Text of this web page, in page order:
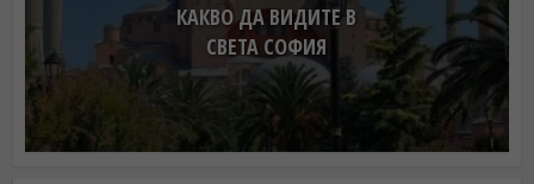
КАКВО ДА ВИДИТЕ В
СВЕТА СОФИЯ